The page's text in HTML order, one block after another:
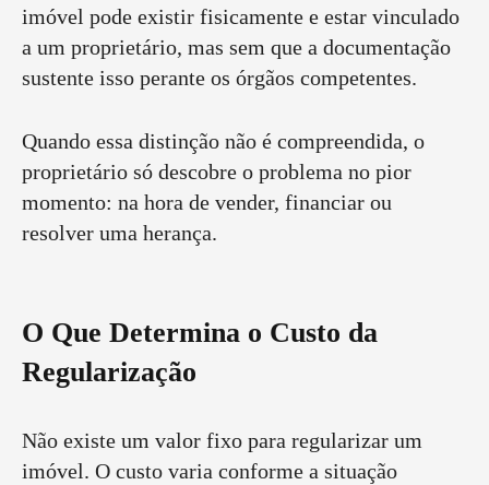
imóvel pode existir fisicamente e estar vinculado
a um proprietário, mas sem que a documentação
sustente isso perante os órgãos competentes.
Quando essa distinção não é compreendida, o
proprietário só descobre o problema no pior
momento: na hora de vender, financiar ou
resolver uma herança.
O Que Determina o Custo da
Regularização
Não existe um valor fixo para regularizar um
imóvel. O custo varia conforme a situação